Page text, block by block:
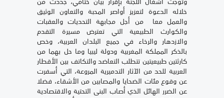
خلاله الدعوة لتعزيز أواصر المحبة والتعاون الوثيق
والعمل معا من أجل مجابهة التحديات والعقبات
والكوارث الطبيعية التي تعترض مسيرة التقدم
والازدهار والرخاء في جميع البلدان العربية، وخص
بالذكر المملكة المغربية ودولة ليبيا وما حل بهما من
كارثتين طبيعيتين تتطلب التعاضد والتكاتف بين الأقطار
العربية للحد من الآثار التدميرية المروعة، التي أسفرت
عن وقوع مئات الضحايا والمصابين من الأشقاء، فضلا
عن الضرر الهائل الذي أصاب البنى التحتية والاقتصادية